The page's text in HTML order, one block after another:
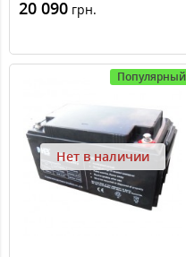
20 090 грн.
Популярный
Нет в наличии